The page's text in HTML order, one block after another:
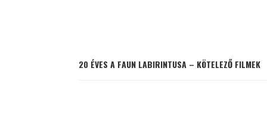
20 ÉVES A FAUN LABIRINTUSA – KÖTELEZŐ FILMEK